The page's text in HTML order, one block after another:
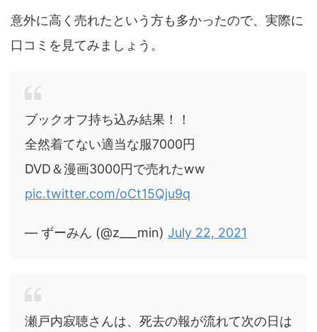
意外に高く売れたという方も多かったので、実際に
口コミを見てみましょう。
ブックオフ持ち込み結果！！
全然着てない適当な服7000円
DVD＆漫画3000円で売れたww
pic.twitter.com/oCt15Qju9q
— ずーみん (@z___min) July 22, 2021
瀬戸内寂聴さんは、死去の報が流れて次の日は